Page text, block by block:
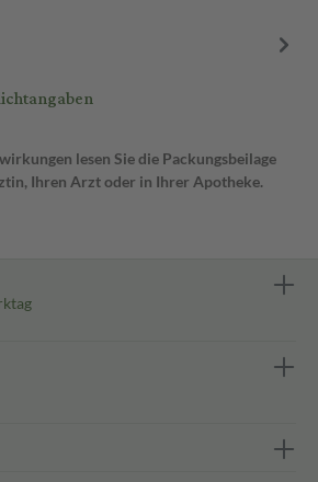
lesen Sie die Packungsbeilage
Ihren Arzt oder in Ihrer Apotheke.